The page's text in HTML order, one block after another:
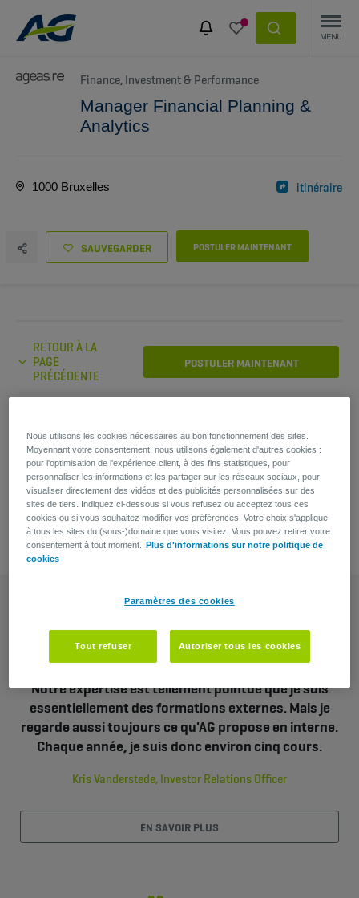
Finance, Investment & Performance
Manager Financial Planning &
Analytics
SAUVEGARDER POSTULER MAINTENANT
1000 Bruxelles itinéraire
Vous avez une question?
Ilse Matthijssens
Recruiter
RETOUR À LA
PAGE
PRÉCÉDENTE
POSTULER MAINTENANT
Notre expertise est tellement pointue que je suis
essentiellement des formations externes. Mais je
regarde aussi toujours ce qu'AG propose en interne.
Chaque année, je suis donc environ cinq cours.
Kris Vanderstede, Investor Relations Officer
EN SAVOIR PLUS
Nous utilisons les cookies nécessaires au bon fonctionnement des sites.
Moyennant votre consentement, nous utilisons également d'autres cookies :
pour l'optimisation de l'expérience client, à des fins statistiques, pour
personnaliser les informations et les partager sur les réseaux sociaux, pour
visualiser directement des vidéos et des publicités personnalisées sur des
sites de tiers. Indiquez ci-dessous si vous refusez ou acceptez tous ces
cookies ou si vous souhaitez modifier vos préférences. Votre choix s'applique
à tous les sites du (sous-)domaine que vous visitez. Vous pouvez retirer votre
consentement à tout moment.
Plus d'informations sur notre politique de
cookies
Paramètres des cookies
Tout refuser Autoriser tous les cookies